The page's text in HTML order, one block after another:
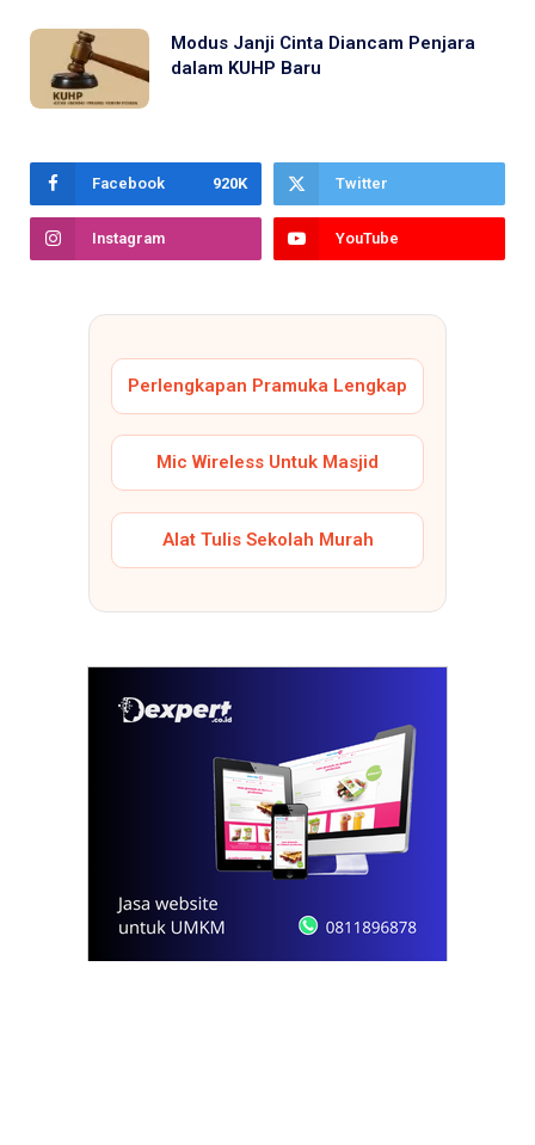
Modus Janji Cinta Diancam Penjara
dalam KUHP Baru
Facebook 920K Twitter
Instagram YouTube
Perlengkapan Pramuka Lengkap
Mic Wireless Untuk Masjid
Alat Tulis Sekolah Murah